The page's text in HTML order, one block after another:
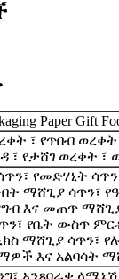
Paper Gift
፣ የጥበብ ወረቀት
፣ የታሸገ ወረቀት ፣
የመድሃኒት
ማሸጊያ ሳጥን፣
እና መጠጥ
የቤት ውስጥ
ማሸጊያ ሳጥን፣
እና አልባሳት
አንጸባራቂ